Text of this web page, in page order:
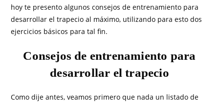
hoy te presento algunos consejos de entrenamiento para
desarrollar el trapecio al máximo, utilizando para esto dos
ejercicios básicos para tal fin.
Consejos de entrenamiento para
desarrollar el trapecio
Como dije antes, veamos primero que nada un listado de